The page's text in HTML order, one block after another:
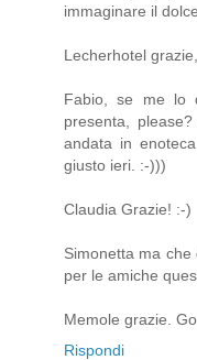
immaginare il
Lecherhotel
Fabio, se me lo
presenta,
andata in
giusto ieri. :-)))
Claudia Grazie! :-)
Simonetta ma
per le amiche
Memole grazie.
Rispondi